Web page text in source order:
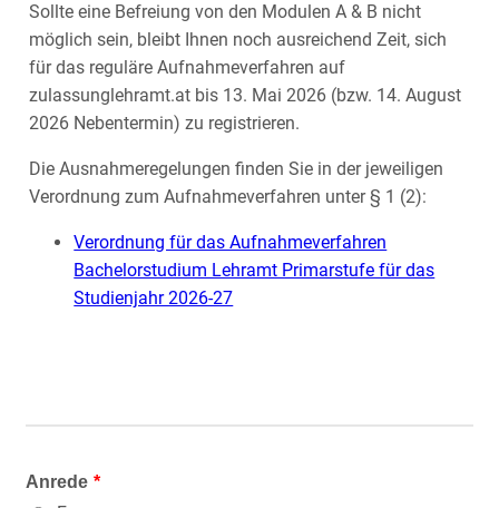
Sollte eine Befreiung von den Modulen A & B nicht
möglich sein, bleibt Ihnen noch ausreichend Zeit, sich
für das reguläre Aufnahmeverfahren auf
zulassunglehramt.at bis 13. Mai 2026 (bzw. 14. August
2026 Nebentermin) zu registrieren.
Die Ausnahmeregelungen finden Sie in der jeweiligen
Verordnung zum Aufnahmeverfahren unter § 1 (2):
Verordnung für das Aufnahmeverfahren
Bachelorstudium Lehramt Primarstufe für das
Studienjahr 2026-27
Anrede *